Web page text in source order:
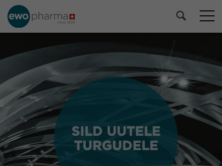
SILD UUTELE
TURGUDELE
SILD UUTELE
TURGUDELE